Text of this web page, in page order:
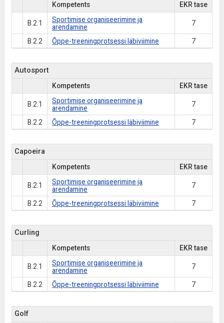
Kompetents EKR tase
B.2.1
Sportimise organiseerimine ja
arendamine
7
B.2.2 Õppe-treeningprotsessi läbiviimine 7
Autosport
Kompetents EKR tase
B.2.1
Sportimise organiseerimine ja
arendamine
7
B.2.2 Õppe-treeningprotsessi läbiviimine 7
Capoeira
Kompetents EKR tase
B.2.1
Sportimise organiseerimine ja
arendamine
7
B.2.2 Õppe-treeningprotsessi läbiviimine 7
Curling
Kompetents EKR tase
B.2.1
Sportimise organiseerimine ja
arendamine
7
B.2.2 Õppe-treeningprotsessi läbiviimine 7
Golf